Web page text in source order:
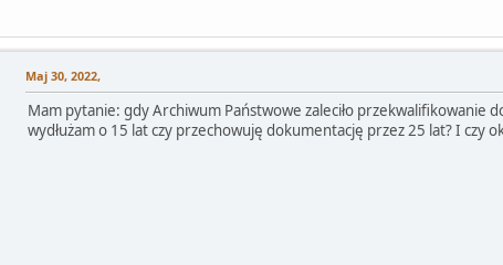
Maj 30, 2022,
Mam pytanie: gdy Archiwum Państwowe zaleciło
wydłużam o 15 lat czy przechowuję dokumentację przez 25 lat? I